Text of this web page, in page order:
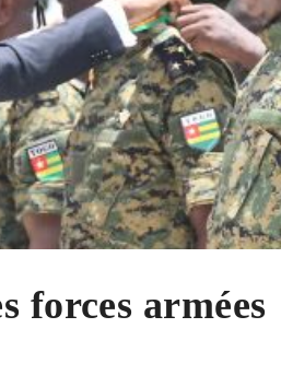
forces armées